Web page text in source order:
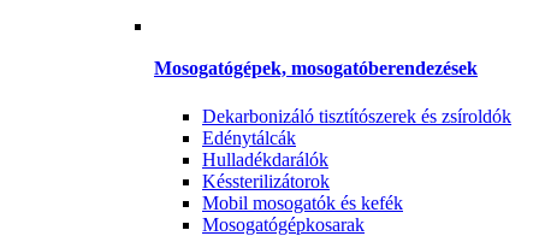
Mosogatógépek, mosogatóberendezések
Dekarbonizáló tisztítószerek és zsíroldók
Edénytálcák
Hulladékdarálók
Késsterilizátorok
Mobil mosogatók és kefék
Mosogatógépkosarak